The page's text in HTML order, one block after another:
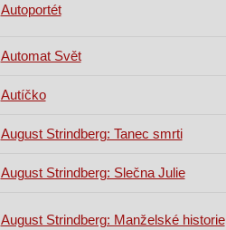
Autoportét
Automat Svět
Autíčko
August Strindberg: Tanec smrti
August Strindberg: Slečna Julie
August Strindberg: Manželské historie